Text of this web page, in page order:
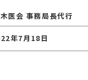
木医会 事務局長代行
年7月18日